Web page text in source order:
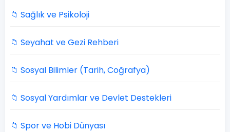
📁 Sağlık ve Psikoloji
📁 Seyahat ve Gezi Rehberi
📁 Sosyal Bilimler (Tarih, Coğrafya)
📁 Sosyal Yardımlar ve Devlet Destekleri
📁 Spor ve Hobi Dünyası